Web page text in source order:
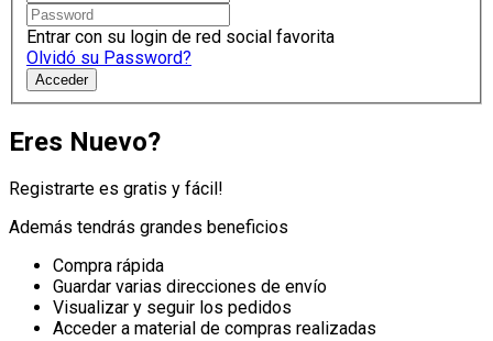
Entrar con su login de red social favorita
Olvidó su Password?
Acceder
Eres Nuevo?
Registrarte es gratis y fácil!
Además tendrás grandes beneficios
Compra rápida
Guardar varias direcciones de envío
Visualizar y seguir los pedidos
Acceder a material de compras realizadas